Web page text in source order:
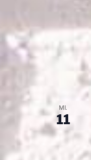
MI.
11